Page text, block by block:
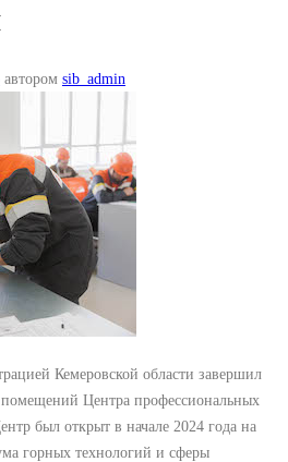
автором sib_admin
Кемеровской области завершил
Центра профессиональных
был открыт в начале 2024 года на
горных технологий и сферы